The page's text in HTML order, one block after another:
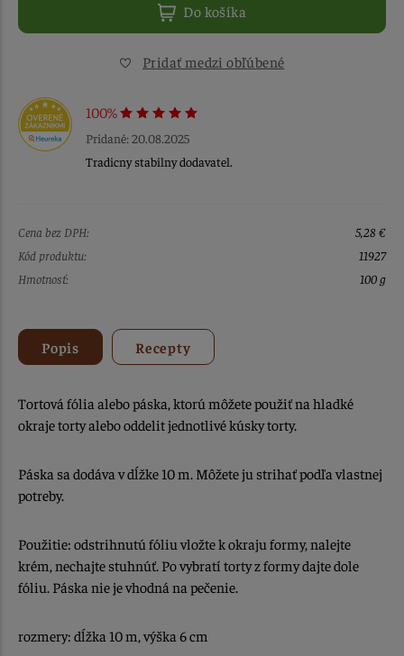
Do košíka
Pridať medzi obľúbené
100%
Pridané: 20.08.2025
Tradicny stabilny dodavatel.
Cena bez DPH:
5,28 €
Kód produktu:
11927
Hmotnosť:
100 g
Popis Recepty
Tortová fólia alebo páska, ktorú môžete použiť na hladké
okraje torty alebo oddelit jednotlivé kúsky torty.
Páska sa dodáva v dĺžke 10 m. Môžete ju strihať podľa vlastnej
potreby.
Použitie: odstrihnutú fóliu vložte k okraju formy, nalejte
krém, nechajte stuhnúť. Po vybratí torty z formy dajte dole
fóliu. Páska nie je vhodná na pečenie.
rozmery: dĺžka 10 m, výška 6 cm